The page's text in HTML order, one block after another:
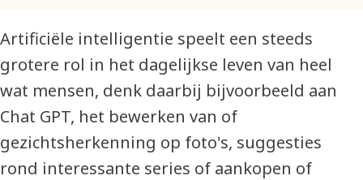
Artificiële intelligentie speelt een steeds
grotere rol in het dagelijkse leven van heel
wat mensen, denk daarbij bijvoorbeeld aan
Chat GPT, het bewerken van of
gezichtsherkenning op foto's, suggesties
rond interessante series of aankopen of